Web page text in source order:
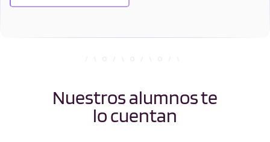
Nuestros alumnos te
lo cuentan